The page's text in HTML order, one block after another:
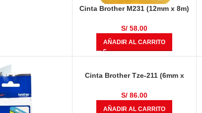
Cinta Brother M231 (12mm x 8m)
S/ 58.00
AÑADIR AL CARRITO
Cinta Brother Tze-211 (6mm x
Blanco
S/ 86.00
AÑADIR AL CARRITO